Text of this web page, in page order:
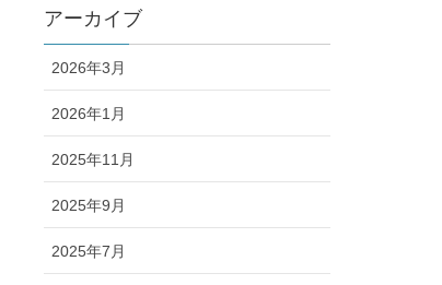
アーカイブ
2026年3月
2026年1月
2025年11月
2025年9月
2025年7月